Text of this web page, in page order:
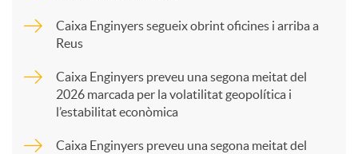
p
a
Caixa Enginyers segueix obrint oficines i arriba a
Reus
Caixa Enginyers preveu una segona meitat del
2026 marcada per la volatilitat geopolítica i
l’estabilitat econòmica
Caixa Enginyers preveu una segona meitat del